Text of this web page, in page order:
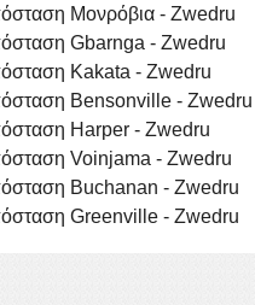
Μονρόβια - Zwedru
Gbarnga - Zwedru
Kakata - Zwedru
Bensonville - Zwedru
Harper - Zwedru
Voinjama - Zwedru
Buchanan - Zwedru
Greenville - Zwedru